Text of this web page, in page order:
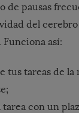
de pausas
del cerebro
así:
tus tareas de la
tarea con un